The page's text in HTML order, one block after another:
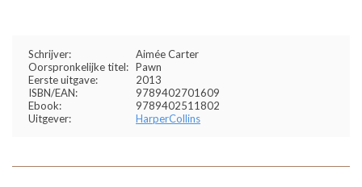
Schrijver:
Aimée Carter
Oorspronkelijke titel: Pawn
Eerste uitgave:
2013
ISBN/EAN:
9789402701609
Ebook:
9789402511802
Uitgever:
HarperCollins